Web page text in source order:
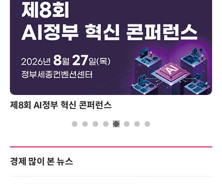
제8회 AI정부 혁신 콘퍼런스
경제 많이 본 뉴스